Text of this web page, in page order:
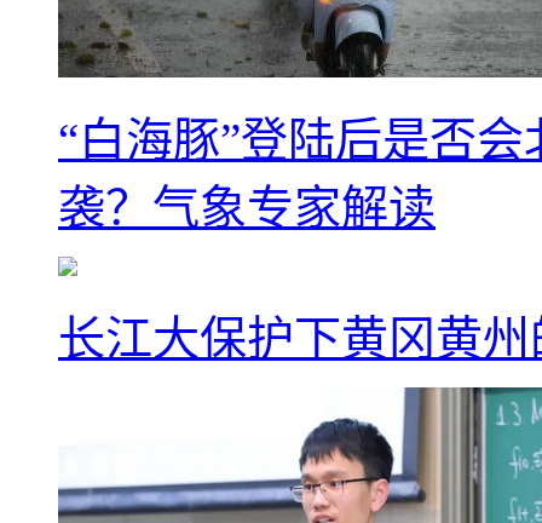
“白海豚”登陆后是否
袭？气象专家解读
长江大保护下黄冈黄